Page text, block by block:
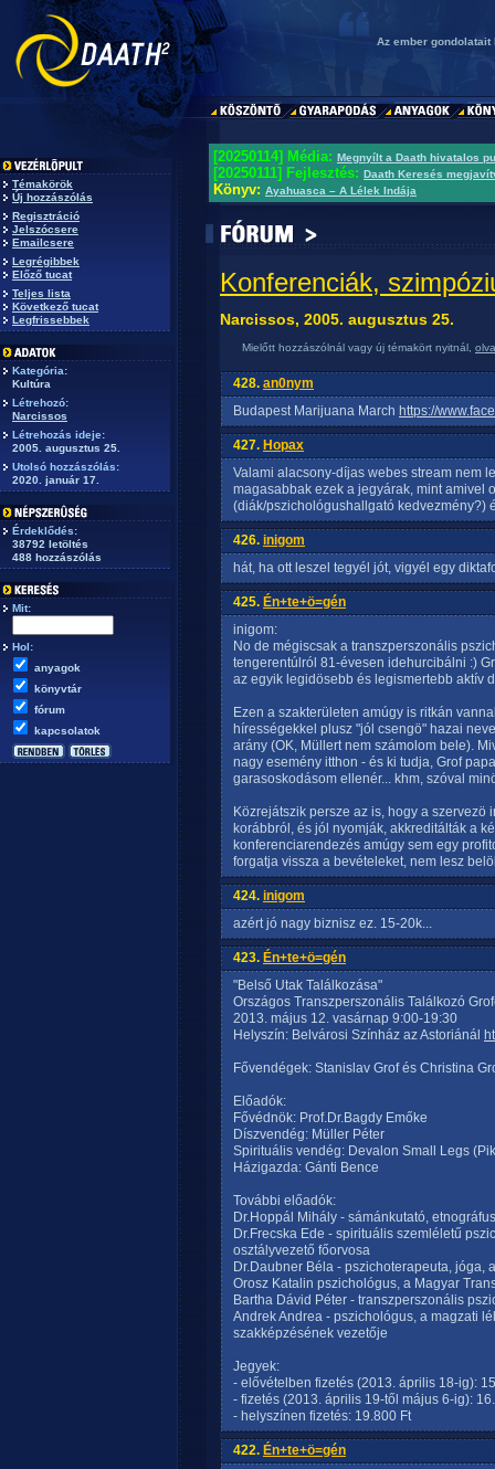
Az ember
Témakörök
Új hozzászólás
Regisztráció
Jelszócsere
Emailcsere
Legrégibbek
Előző tucat
Teljes lista
Következő tucat
Legfrissebbek
Kategória:
Kultúra
Létrehozó:
Narcissos
Létrehozás ideje:
2005. augusztus 25.
Utolsó hozzászólás:
2020. január 17.
Érdeklődés:
38792 letöltés
488 hozzászólás
Mit:
Hol:
anyagok
könyvtár
fórum
kapcsolatok
[20250114] Média: Megnyílt a Daath hivatalos
[20250111] Fejlesztés: Daath Keresés
Könyv: Ayahuasca – A Lélek Indája
Konferenciák,
Narcissos, 2005. augusztus 25.
Mielőtt hozzászólnál vagy új témakört nyitnál,
428. an0nym
Budapest Marijuana March https://
427. Hopax
Valami alacsony-díjas webes stream nem
magasabbak ezek a jegyárak, mint amivel
(diák/pszichológushallgató kedvezmény?)
426. inigom
hát, ha ott leszel tegyél jót, vigyél egy
425. Én+te+ö=gén
inigom:
No de mégiscsak a transzperszonális
tengerentúlról 81-évesen idehurcibálni :)
az egyik legidösebb és legismertebb aktív
Ezen a szakterületen amúgy is ritkán
hírességekkel plusz "jól csengö" hazai
arány (OK, Müllert nem számolom bele).
nagy esemény itthon - és ki tudja, Grof
garasoskodásom ellenér... khm, szóval
Közrejátszik persze az is, hogy a
korábbról, és jól nyomják, akkreditálták a
konferenciarendezés amúgy sem egy
forgatja vissza a bevételeket, nem lesz
424. inigom
azért jó nagy biznisz ez. 15-20k...
423. Én+te+ö=gén
"Belső Utak Találkozása"
Országos Transzperszonális Találkozó
2013. május 12. vasárnap 9:00-19:30
Helyszín: Belvárosi Színház az Astoriánál
Fővendégek: Stanislav Grof és Christina
Előadók:
Fővédnök: Prof.Dr.Bagdy Emőke
Díszvendég: Müller Péter
Spirituális vendég: Devalon Small Legs
Házigazda: Gánti Bence
További előadók:
Dr.Hoppál Mihály - sámánkutató,
Dr.Frecska Ede - spirituális szemléletű
osztályvezető főorvosa
Dr.Daubner Béla - pszichoterapeuta, jóga,
Orosz Katalin pszichológus, a Magyar
Bartha Dávid Péter - transzperszonális
Andrek Andrea - pszichológus, a magzati
szakképzésének vezetője
Jegyek:
- elővételben fizetés (2013. április 18-ig):
- fizetés (2013. április 19-től május 6-ig):
- helyszínen fizetés: 19.800 Ft
422. Én+te+ö=gén